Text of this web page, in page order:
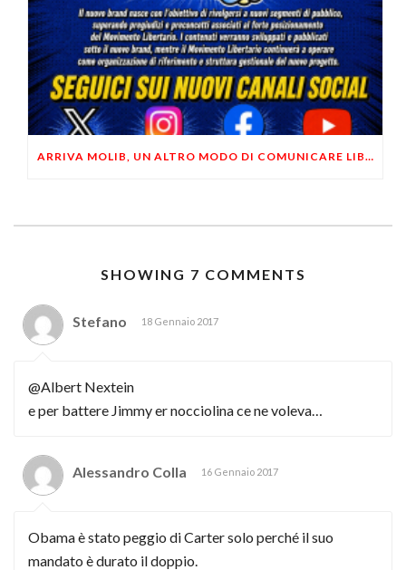
ARRIVA MOLIB, UN ALTRO MODO DI COMUNICARE LIBERTARIO
SHOWING 7 COMMENTS
Stefano 18 Gennaio 2017
@Albert Nextein
e per battere Jimmy er nocciolina ce ne voleva…
Alessandro Colla 16 Gennaio 2017
Obama è stato peggio di Carter solo perché il suo
mandato è durato il doppio.